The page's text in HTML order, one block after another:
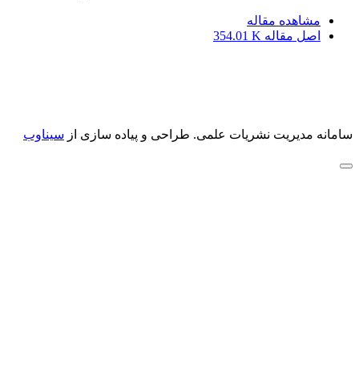
مشاهده مقاله
اصل مقاله 354.01 K
سامانه مدیریت نشریات علمی. طراحی و پیاده سازی از سیناوب